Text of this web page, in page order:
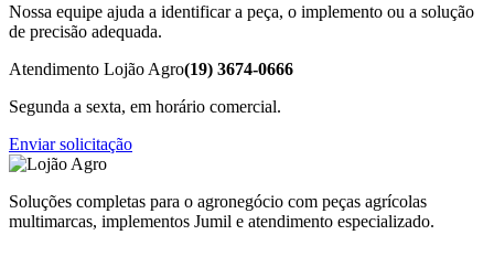
Nossa equipe ajuda a identificar a peça, o implemento ou a solução
de precisão adequada.
Atendimento Lojão Agro(19) 3674-0666
Segunda a sexta, em horário comercial.
Enviar solicitação
Soluções completas para o agronegócio com peças agrícolas
multimarcas, implementos Jumil e atendimento especializado.